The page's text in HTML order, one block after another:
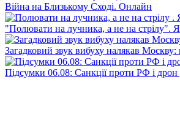
Війна на Близькому Сході. Онлайн
"Полювати на лучника, а не на стрілу".
Загадковий звук вибуху налякав
Підсумки 06.08: Санкції проти РФ і